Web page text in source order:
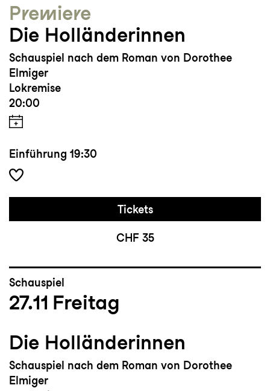
Premiere
Die Holländerinnen
Schauspiel nach dem Roman von Dorothee
Elmiger
Lokremise
20:00
Einführung 19:30
Tickets
CHF 35
Schauspiel
27.11 Freitag
Die Holländerinnen
Schauspiel nach dem Roman von Dorothee
Elmiger